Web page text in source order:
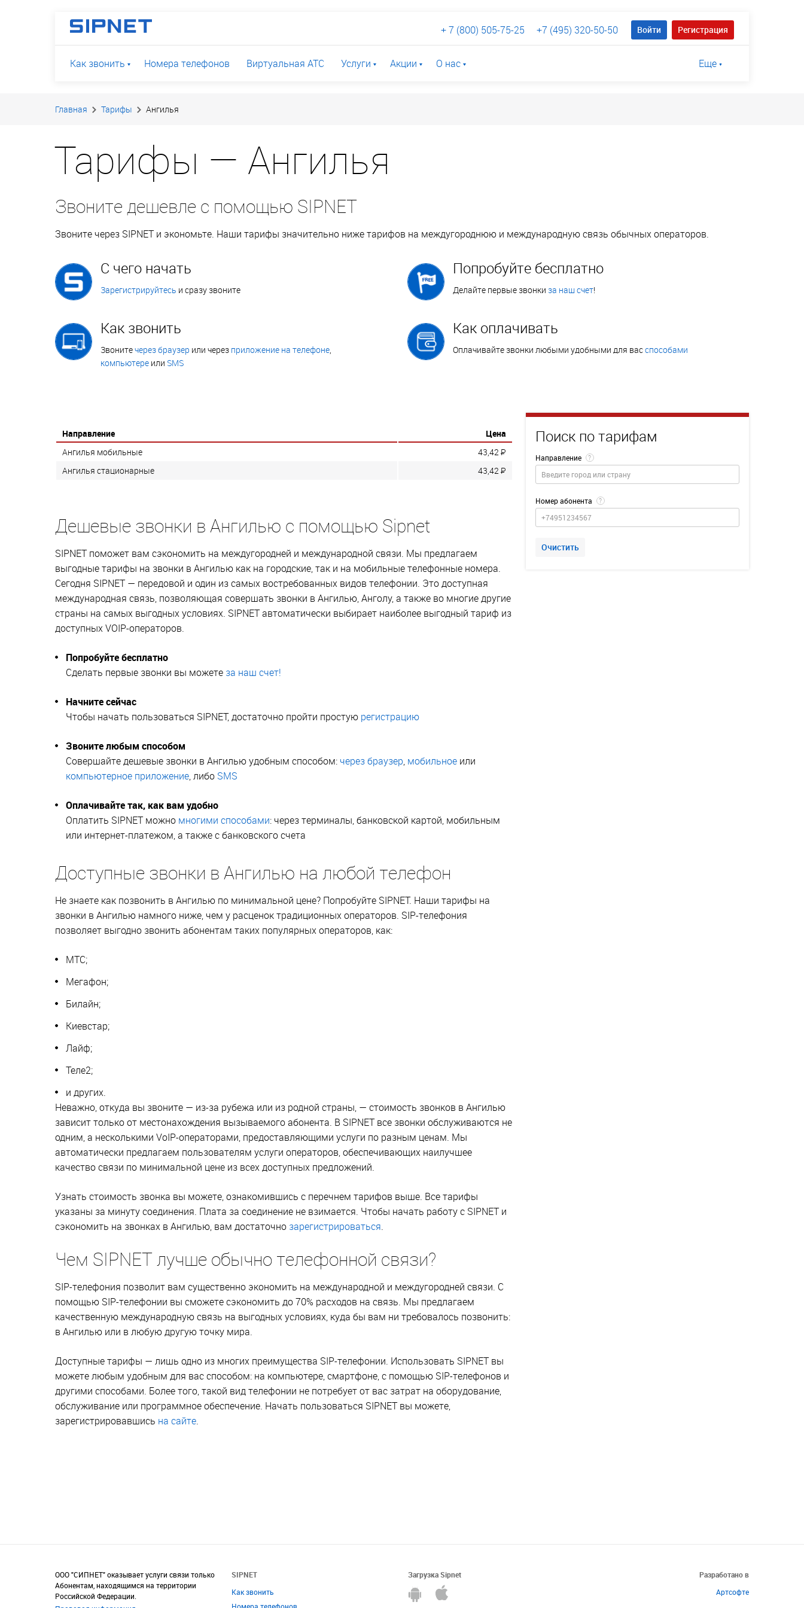
Войти Регистрация
+ 7 (800) 505-75-25 +7 (495) 320-50-50
Еще
Как звонить Номера телефонов Виртуальная АТС Услуги Акции О нас
Главная Тарифы Ангилья
Тарифы — Ангилья
Звоните дешевле с помощью SIPNET
Звоните через SIPNET и экономьте. Наши тарифы значительно ниже тарифов на междугороднюю и международную связь обычных операторов.
С чего начать
Зарегистрируйтесь и сразу звоните
Попробуйте бесплатно
Делайте первые звонки за наш счет!
Как звонить
Звонитечерез браузер или через приложение на телефоне
компьютере или SMS
Как оплачивать
Оплачивайте звонки любыми удобными для васспособами
Поиск по тарифам
Направление ?
Номер абонента ?
Очистить
Направление
Цена
Ангилья мобильные
43,42 P
Ангилья стационарные
43,42 P
Дешевые звонки в Ангилью с помощью Sipnet
SIPNET поможет вам сэкономить на междугородней и международной связи. Мы предлагаем
выгодные тарифы на звонки в Ангилью как на городские, так и на мобильные телефонные номера.
Сегодня SIPNET — передовой и один из самых востребованных видов телефонии. Это доступная
международная связь, позволяющая совершать звонки в Ангилью, Анголу, а также во многие другие
страны на самых выгодных условиях. SIPNET автоматически выбирает наиболее выгодный тариф из
доступных VOIP-операторов.
Попробуйте бесплатно
Сделать первые звонки вы можете за наш счет!
Начните сейчас
Чтобы начать пользоваться SIPNET, достаточно пройти простую регистрацию
Звоните любым способом
Совершайте дешевые звонки в Ангилью удобным способом:через браузер, мобильное или
компьютерное приложение, либо SMS
Оплачивайте так, как вам удобно
Оплатить SIPNET можно многими способами: через терминалы, банковской картой, мобильным
или интернет-платежом, а также с банковского счета
Доступные звонки в Ангилью на любой телефон
Не знаете как позвонить в Ангилью по минимальной цене? Попробуйте SIPNET. Наши тарифы на
звонки в Ангилью намного ниже, чем у расценок традиционных операторов. SIP-телефония
позволяет выгодно звонить абонентам таких популярных операторов, как:
МТС;
Мегафон;
Билайн;
Киевстар;
Лайф;
Теле2;
и других.
Неважно, откуда вы звоните — из-за рубежа или из родной страны, — стоимость звонков в Ангилью
зависит только от местонахождения вызываемого абонента. В SIPNET все звонки обслуживаются не
одним, а несколькими VoIP-операторами, предоставляющими услуги по разным ценам. Мы
автоматически предлагаем пользователям услуги операторов, обеспечивающих наилучшее
качество связи по минимальной цене из всех доступных предложений.
Узнать стоимость звонка вы можете, ознакомившись с перечнем тарифов выше. Все тарифы
указаны за минуту соединения. Плата за соединение не взимается. Чтобы начать работу с SIPNET и
сэкономить на звонках в Ангилью, вам достаточно зарегистрироваться.
Чем SIPNET лучше обычно телефонной связи?
SIP-телефония позволит вам существенно экономить на международной и междугородней связи. С
помощью SIP-телефонии вы сможете сэкономить до 70% расходов на связь. Мы предлагаем
качественную международную связь на выгодных условиях, куда бы вам ни требовалось позвонить:
в Ангилью или в любую другую точку мира.
Доступные тарифы — лишь одно из многих преимущества SIP-телефонии. Использовать SIPNET вы
можете любым удобным для вас способом: на компьютере, смартфоне, с помощью SIP-телефонов и
другими способами. Более того, такой вид телефонии не потребует от вас затрат на оборудование,
обслуживание или программное обеспечение. Начать пользоваться SIPNET вы можете,
зарегистрировавшись на сайте.
ООО "СИПНЕТ" оказывает услуги связи только
Абонентам, находящимся на территории
Российской Федерации.
SIPNET
Как звонить
Загрузка Sipnet
Разработано в
Артсофте